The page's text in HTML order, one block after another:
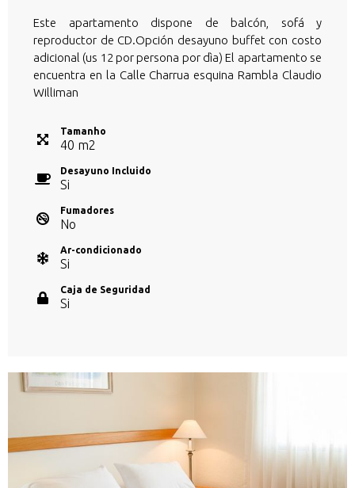
Este apartamento dispone de balcón, sofá y
reproductor de CD.Opción desayuno buffet con costo
adicional (us 12 por persona por dìa) El apartamento se
encuentra en la Calle Charrua esquina Rambla Claudio
Williman
Tamanho
40 m2
Desayuno Incluido
Si
Fumadores
No
Ar-condicionado
Si
Caja de Seguridad
Si